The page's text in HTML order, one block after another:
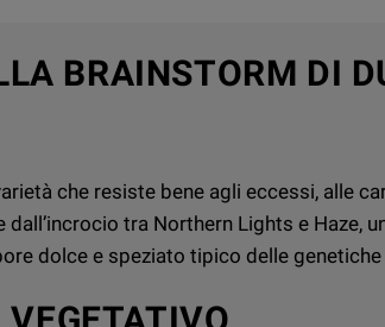
BRAINSTORM DI
che resiste bene agli eccessi, alle
tra Northern Lights e Haze,
dolce e speziato tipico delle genetiche